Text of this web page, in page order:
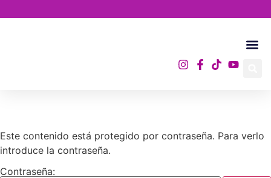
Este contenido está protegido por contraseña. Para verlo
introduce la contraseña.
Contraseña: